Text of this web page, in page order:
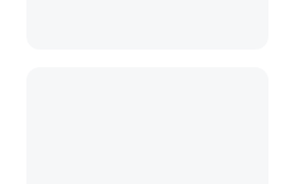
weergaven in de